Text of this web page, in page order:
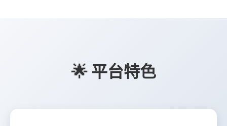
🌟 平台特色